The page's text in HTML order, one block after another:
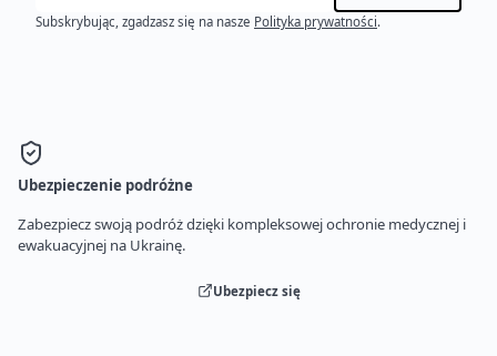
Subskrybując, zgadzasz się na nasze Polityka prywatności.
Ubezpieczenie podróżne
Zabezpiecz swoją podróż dzięki kompleksowej ochronie medycznej i
ewakuacyjnej na Ukrainę.
Ubezpiecz się